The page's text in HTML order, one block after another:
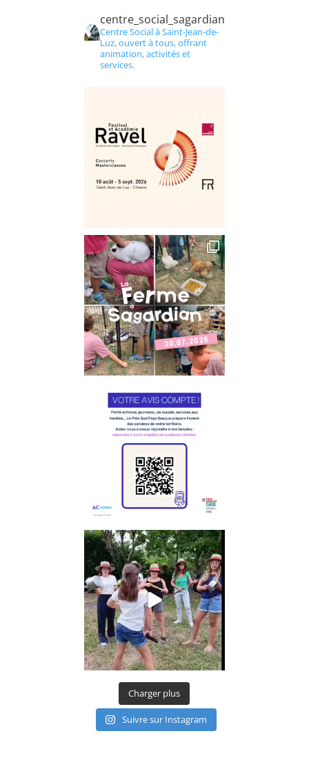
centre_social_sagardian
Centre Social à Saint-Jean-de-
Luz, ouvert à tous, offrant
animation, activités et
services.
Charger plus
Suivre sur Instagram